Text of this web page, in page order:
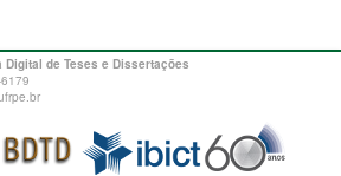
Digital de Teses e Dissertações